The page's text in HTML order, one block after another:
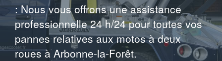
: Nous vous offrons une assistance
professionnelle 24 h/24 pour toutes vos
pannes relatives aux motos à deux
roues à Arbonne-la-Forêt.